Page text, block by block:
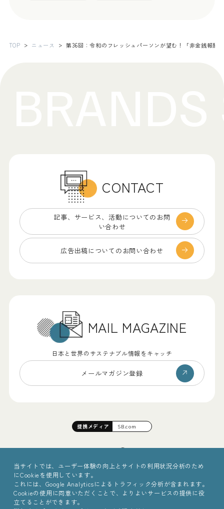
TOP ニュース 第36回：令和のフレッシュパーソンが望む！「非金銭報酬」
CONTACT
記事、サービス、 活動についてのお問
い合わせ
広告出稿についての お問い合わせ
MAIL MAGAZINE
日本と世界のサステナブル情報をキャッチ
メールマガジン登録
提携メディア SB.com
当サイトでは、ユーザー体験の向上とサイトの利用状況分析のため
にCookieを使用しています。
これには、Google Analyticsによるトラフィック分析が含まれます。
Cookieの使用に同意いただくことで、よりよいサービスの提供に役
立てることができます。